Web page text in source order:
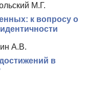
М.Г.
к вопросу о
А.В.
в